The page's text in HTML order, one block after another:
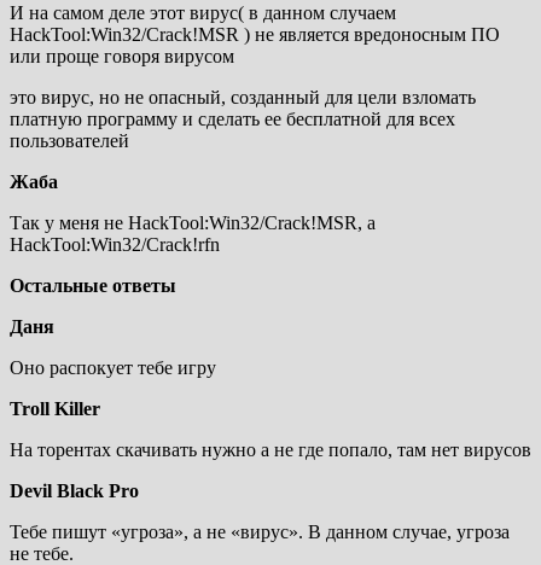
И на самом деле этот вирус( в данном случаем
HackTool:Win32/Crack!MSR ) не является вредоносным ПО
или проще говоря вирусом
это вирус, но не опасный, созданный для цели взломать
платную программу и сделать ее бесплатной для всех
пользователей
Жаба
Так у меня не HackTool:Win32/Crack!MSR, а
HackTool:Win32/Crack!rfn
Остальные ответы
Даня
Оно распокует тебе игру
Troll Killer
На торентах скачивать нужно а не где попало, там нет вирусов
Devil Black Pro
Тебе пишут «угроза», а не «вирус». В данном случае, угроза
не тебе.